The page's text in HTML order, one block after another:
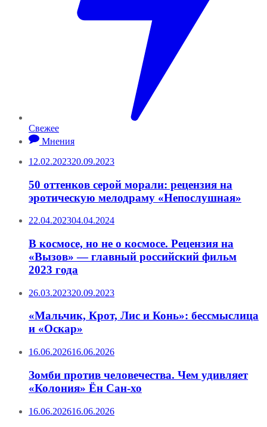
Свежее
Мнения
12.02.202320.09.2023
50 оттенков серой морали: рецензия на
эротическую мелодраму «Непослушная»
22.04.202304.04.2024
В космосе, но не о космосе. Рецензия на
«Вызов» — главный российский фильм
2023 года
26.03.202320.09.2023
«Мальчик, Крот, Лис и Конь»: бессмыслица
и «Оскар»
16.06.202616.06.2026
Зомби против человечества. Чем удивляет
«Колония» Ён Сан-хо
16.06.202616.06.2026